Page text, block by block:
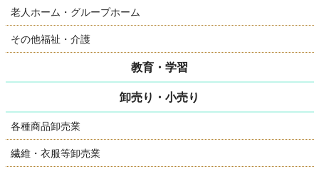
老人ホーム・グループホーム
その他福祉・介護
教育・学習
卸売り・小売り
各種商品卸売業
繊維・衣服等卸売業